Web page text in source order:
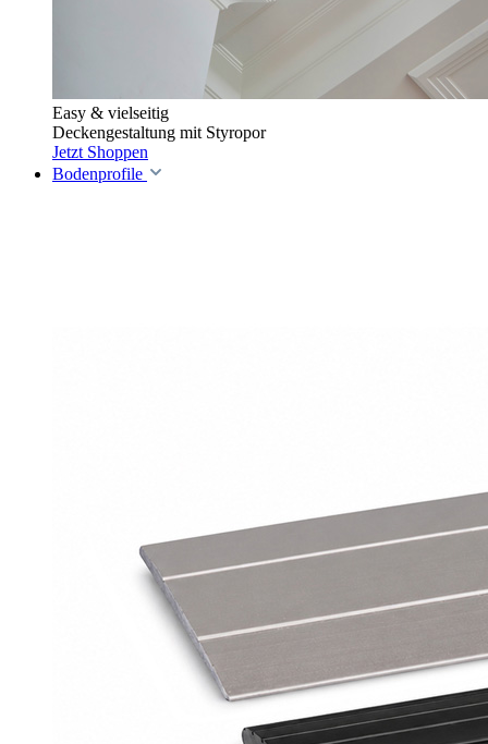
Easy & vielseitig
Deckengestaltung mit Styropor
Jetzt Shoppen
Bodenprofile